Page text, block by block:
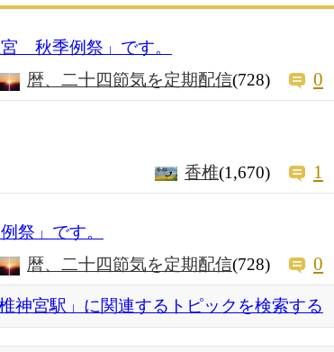
秋季例祭」です。
暦、二十四節気を定期配信(728) 0
香椎(1,670) 1
祭」です。
暦、二十四節気を定期配信(728) 0
椎神宮駅」に関連するトピックを検索する